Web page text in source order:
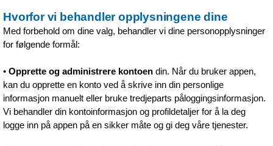
Hvorfor vi behandler opplysningene dine
Med forbehold om dine valg, behandler vi dine personopplysninger
for følgende formål:
•Opprette og administrere kontoendin. Når du bruker appen,
kan du opprette en konto ved å skrive inn din personlige
informasjon manuelt eller bruke tredjeparts påloggingsinformasjon.
Vi behandler din kontoinformasjon og profildetaljer for å la deg
logge inn på appen på en sikker måte og gi deg våre tjenester.